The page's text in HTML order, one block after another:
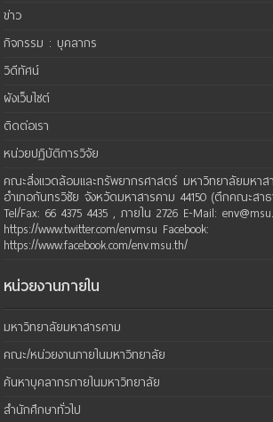
ข่าว
กิจกรรม : บุคลากร
วิดีทัศน์
ผังเว็บไซต์
ติดต่อเรา
หน่วยปฏิบัติการวิจัย
คณะสิ่งแวดล้อมและทรัพยากรศาสตร์ มหาวิทยาลัยมหาส
อำเภอกันทรวิชัย จังหวัดมหาสารคาม 44150 (ตึกคณะสา
Tel/Fax: 66 4375 4435 , ภายใน 2726 E-Mail:
https://www.twitter.com/envmsu Facebook:
https://www.facebook.com/env.msu.th/
หน่วยงานภายใน
มหาวิทยาลัยมหาสารคาม
คณะ/หน่วยงานภายในมหาวิทยาลัย
ค้นหาบุคลากรภายในมหาวิทยาลัย
สำนักศึกษาทั่วไป